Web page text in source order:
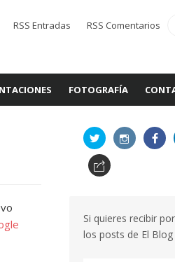
RSS Entradas RSS Comentarios
FOTOGRAFÍA
Si quieres recibir
los posts de El